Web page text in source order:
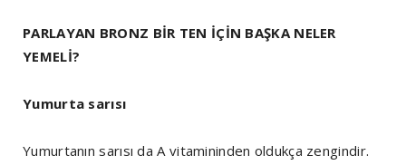
PARLAYAN BRONZ BİR TEN İÇİN BAŞKA NELER
YEMELİ?
Yumurta sarısı
Yumurtanın sarısı da A vitamininden oldukça zengindir.